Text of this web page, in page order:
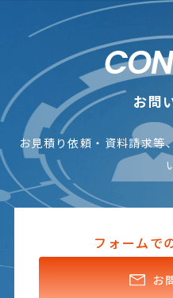
お問
お見積り依頼・資料請求等
フォームで
お